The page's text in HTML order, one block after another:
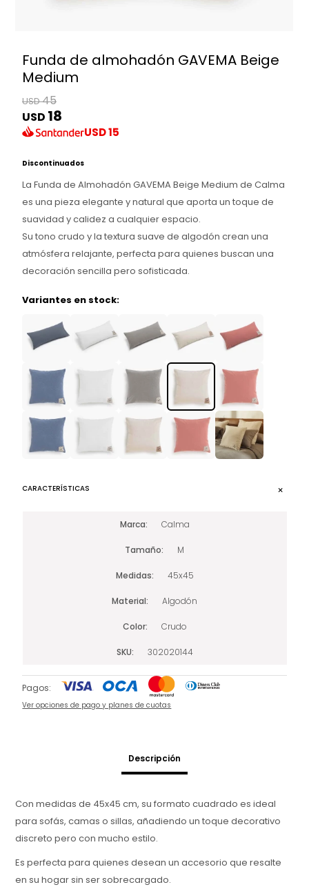
Funda de almohadón GAVEMA Beige
Medium
USD45
USD 18
USD15
Discontinuados
La Funda de Almohadón GAVEMA Beige Medium de Calma
es una pieza elegante y natural que aporta un toque de
suavidad y calidez a cualquier espacio.
Su tono crudo y la textura suave de algodón crean una
atmósfera relajante, perfecta para quienes buscan una
decoración sencilla pero sofisticada.
Variantes en stock:
CARACTERÍSTICAS
Marca Calma
Tamaño M
Medidas 45x45
Material Algodón
Color Crudo
SKU 302020144
Pagos:
Ver opciones de pago y planes de cuotas
Descripción
Con medidas de 45x45 cm, su formato cuadrado es ideal
para sofás, camas o sillas, añadiendo un toque decorativo
discreto pero con mucho estilo.
Es perfecta para quienes desean un accesorio que resalte
en su hogar sin ser sobrecargado.